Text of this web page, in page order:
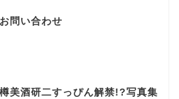
お問い合わせ
樽美酒研二すっぴん解禁!?写真集